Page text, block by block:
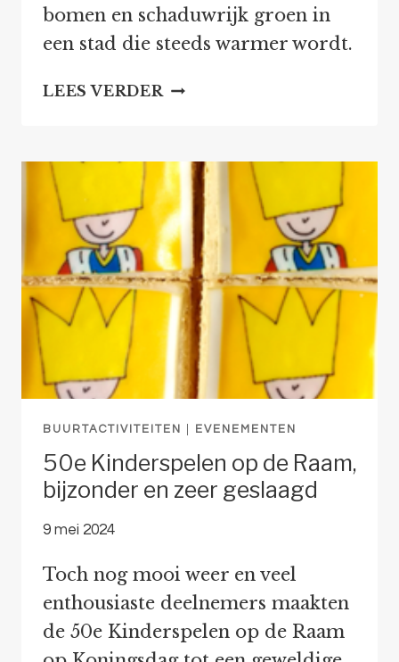
bomen en schaduwrijk groen in
een stad die steeds warmer wordt.
LEES VERDER DE
BUURTACTIVITEITEN EVENEMENTEN
50e Kinderspelen op de Raam,
bijzonder en zeer geslaagd
9 mei 2024
Toch nog mooi weer en veel
enthousiaste deelnemers maakten
de 50e Kinderspelen op de Raam